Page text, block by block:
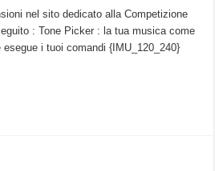
nel sito dedicato alla Competizione
: Tone Picker : la tua musica come
i tuoi comandi {IMU_120_240}